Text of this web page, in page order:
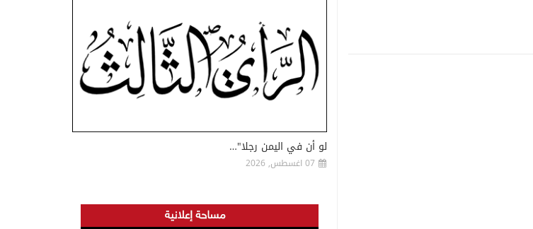
لو أن في اليمن رجلا"…
07 اغسطس, 2026